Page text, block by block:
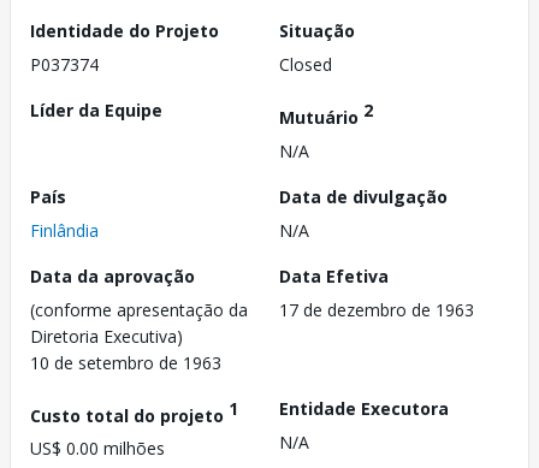
Identidade do Projeto
P037374
Situação
Closed
Líder da Equipe
Mutuário 2
N/A
País
Finlândia
Data de divulgação
N/A
Data da aprovação
(conforme apresentação da
Diretoria Executiva)
10 de setembro de 1963
Data Efetiva
17 de dezembro de 1963
Custo total do projeto 1
US$ 0.00 milhões
Entidade Executora
N/A